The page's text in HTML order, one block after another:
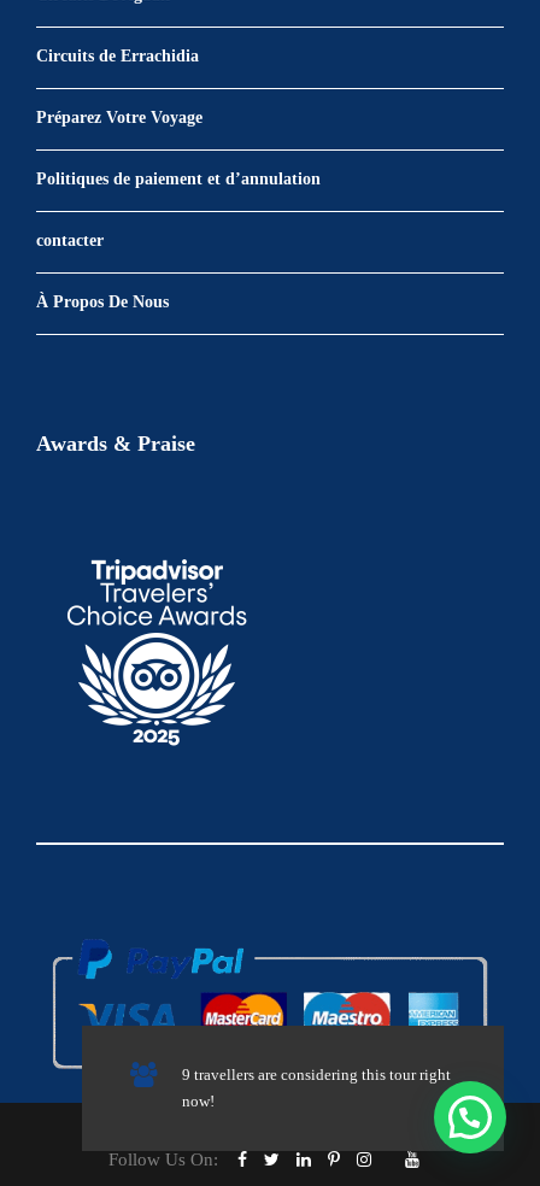
9 travellers are considering this tour right
now!
Circuits de Errachidia
Préparez Votre Voyage
Politiques de paiement et d’annulation
contacter
À Propos De Nous
Awards & Praise
© 2024 Traverse Morocco All Rights Reserved.
Follow Us On: